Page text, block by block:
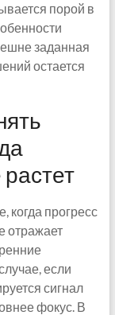
порой в
заданная
остается
когда прогресс
отражает
если
сигнал
фокус. В